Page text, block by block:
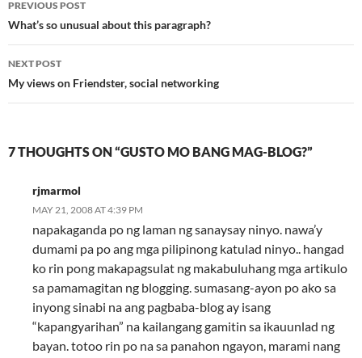
navigation
PREVIOUS POST
What’s so unusual about this paragraph?
NEXT POST
My views on Friendster, social networking
7 THOUGHTS ON “GUSTO MO BANG MAG-BLOG?”
rjmarmol
MAY 21, 2008 AT 4:39 PM
napakaganda po ng laman ng sanaysay ninyo. nawa’y
dumami pa po ang mga pilipinong katulad ninyo.. hangad
ko rin pong makapagsulat ng makabuluhang mga artikulo
sa pamamagitan ng blogging. sumasang-ayon po ako sa
inyong sinabi na ang pagbaba-blog ay isang
“kapangyarihan” na kailangang gamitin sa ikauunlad ng
bayan. totoo rin po na sa panahon ngayon, marami nang